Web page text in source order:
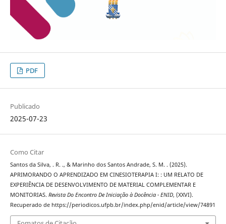
PDF
Publicado
2025-07-23
Como Citar
Santos da Silva, . R. ., & Marinho dos Santos Andrade, S. M. . (2025).
APRIMORANDO O APRENDIZADO EM CINESIOTERAPIA I: : UM RELATO DE
EXPERIÊNCIA DE DESENVOLVIMENTO DE MATERIAL COMPLEMENTAR E
MONITORIAS. Revista Do Encontro De Iniciação à Docência - ENID, (XXVI).
Recuperado de https://periodicos.ufpb.br/index.php/enid/article/view/74891